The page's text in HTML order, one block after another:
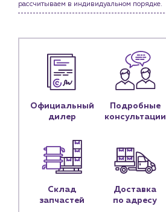
Предприятиям и юр.лицам
Услуги
Водоснабжение и теплоснабжение
Новости
рассчитываем в индивидуальном порядке.
Официальный
дилер
Подробные
консультации
Склад
запчастей
Доставка
по адресу